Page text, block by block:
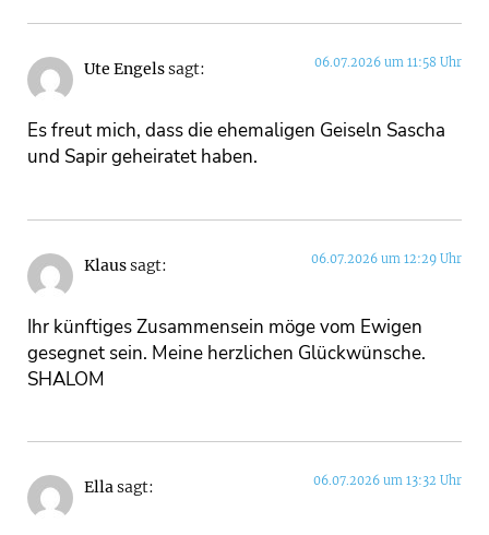
Ute Engelssagt: 06.07.2026 um 11:58 Uhr
Es freut mich, dass die ehemaligen Geiseln Sascha
und Sapir geheiratet haben.
Klaussagt: 06.07.2026 um 12:29 Uhr
Ihr künftiges Zusammensein möge vom Ewigen
gesegnet sein. Meine herzlichen Glückwünsche.
SHALOM
Ellasagt: 06.07.2026 um 13:32 Uhr